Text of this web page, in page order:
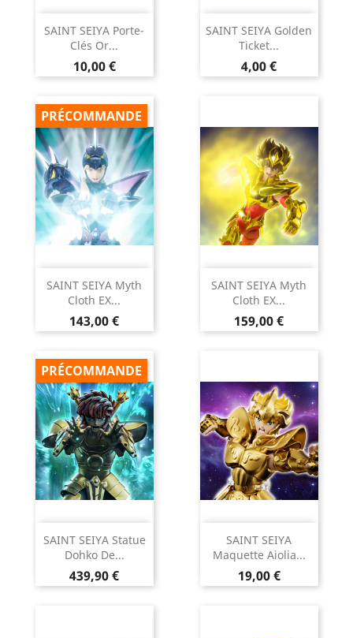
SAINT SEIYA Porte-
Clés Or...
Prix
10,00 €
SAINT SEIYA Golden
Ticket...
Prix
4,00 €
SAINT SEIYA Myth
Cloth EX...
Prix
143,00 €
PRÉCOMMANDE
SAINT SEIYA Myth
Cloth EX...
Prix
159,00 €
SAINT SEIYA Statue
Dohko De...
Prix
439,90 €
PRÉCOMMANDE
SAINT SEIYA
Maquette Aiolia...
Prix
19,00 €